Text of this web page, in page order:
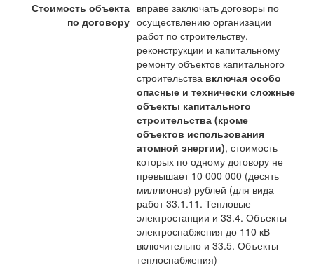
Стоимость объекта
по договору
вправе заключать договоры по
осуществлению организации
работ по строительству,
реконструкции и капитальному
ремонту объектов капитального
строительства включая особо
опасные и технически сложные
объекты капитального
строительства (кроме
объектов использования
атомной энергии), стоимость
которых по одному договору не
превышает 10 000 000 (десять
миллионов) рублей (для вида
работ 33.1.11. Тепловые
электростанции и 33.4. Объекты
электроснабжения до 110 кВ
включительно и 33.5. Объекты
теплоснабжения)